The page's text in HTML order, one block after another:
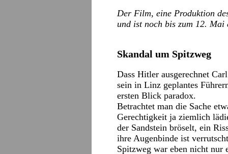
Der Film, eine Produktion
und ist noch bis zum 12.
Skandal um Spitzweg
Dass Hitler ausgerechnet
sein in Linz geplantes
ersten Blick paradox.
Betrachtet man die Sache
Gerechtigkeit ja ziemlich
der Sandstein bröselt, ein
ihre Augenbinde ist
Spitzweg war eben nicht nur